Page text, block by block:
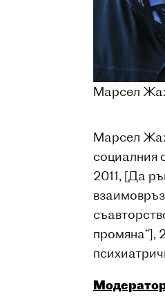
Марсел
Марсел
социалния
2011, [Да
промяна“],